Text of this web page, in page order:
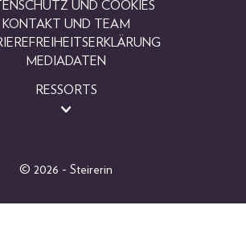
UND COOKIES
KONTAKT UND TEAM
MEDIADATEN
RESSORTS
© 2026 - Steirerin